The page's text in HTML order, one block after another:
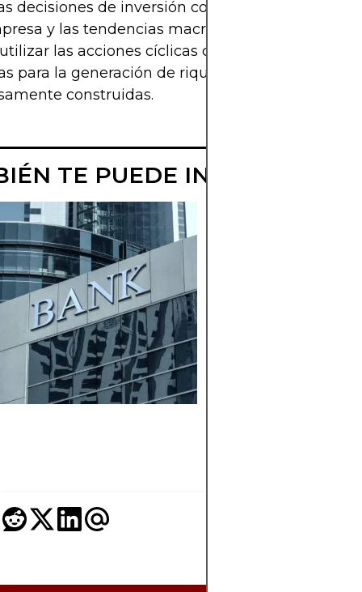
decisiones de inversión con los datos
y las tendencias macroeconómicas, los
las acciones cíclicas como herramientas
para la generación de riqueza en carteras
construidas.
TE PUEDE INTERESAR